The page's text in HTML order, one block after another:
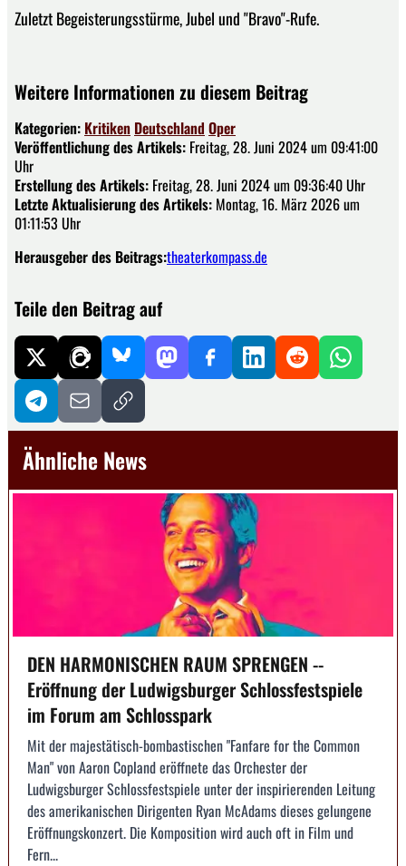
Zuletzt Begeisterungsstürme, Jubel und "Bravo"-Rufe.
Weitere Informationen zu diesem Beitrag
Kategorien: Kritiken Deutschland Oper
Veröffentlichung des Artikels: Freitag, 28. Juni 2024 um 09:41:00
Uhr
Erstellung des Artikels: Freitag, 28. Juni 2024 um 09:36:40 Uhr
Letzte Aktualisierung des Artikels: Montag, 16. März 2026 um
01:11:53 Uhr
Herausgeber des Beitrags:theaterkompass.de
Teile den Beitrag auf
Ähnliche News
DEN HARMONISCHEN RAUM SPRENGEN --
Eröffnung der Ludwigsburger Schlossfestspiele
im Forum am Schlosspark
Mit der majestätisch-bombastischen "Fanfare for the Common
Man" von Aaron Copland eröffnete das Orchester der
Ludwigsburger Schlossfestspiele unter der inspirierenden Leitung
des amerikanischen Dirigenten Ryan McAdams dieses gelungene
Eröffnungskonzert. Die Komposition wird auch oft in Film und
Fern...